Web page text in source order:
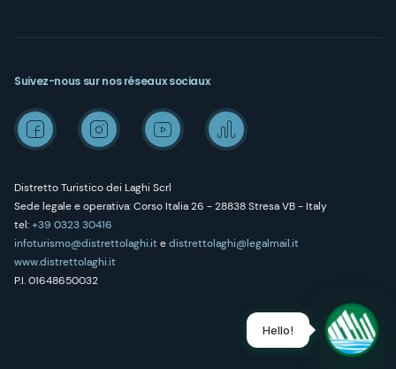
Distretto Turistico dei Laghi Scrl
Sede legale e operativa: Corso Italia 26 - 28838 Stresa VB - Italy
tel:+39 0323 30416
infoturismo@distrettolaghi.itedistrettolaghi@legalmail.it
www.distrettolaghi.it
P.I. 01648650032
Suivez-nous sur nos réseaux sociaux